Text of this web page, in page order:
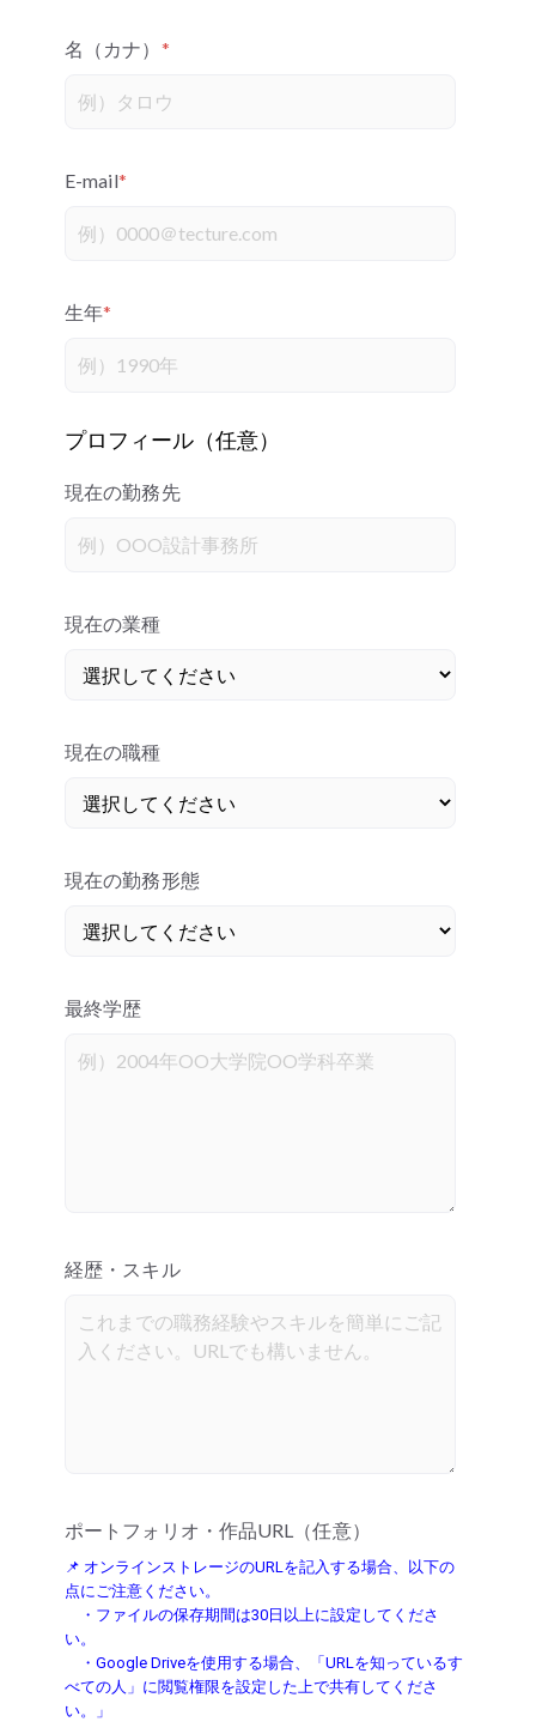
名（カナ） *
E-mail*
生年*
プロフィール（任意）
現在の勤務先
現在の業種
現在の職種
現在の勤務形態
最終学歴
経歴・スキル
ポートフォリオ・作品URL（任意）
📌 オンラインストレージのURLを記入する場合、以下の
点にご注意ください。
・ファイルの保存期間は30日以上に設定してくださ
い。
・Google Driveを使用する場合、「URLを知っているす
べての人」に閲覧権限を設定した上で共有してくださ
い。」